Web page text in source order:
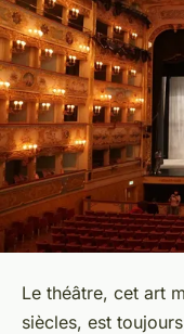
Le théâtre, cet art
siècles, est